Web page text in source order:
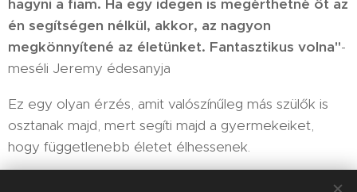
hagyni a fiam. Ha egy idegen is megérthetné őt az
én segítségen nélkül, akkor, az nagyon
megkönnyítené az életünket. Fantasztikus volna"-
meséli Jeremy édesanyja
Ez egy olyan érzés, amit valószínűleg más szülők is
osztanak majd, mert segíti majd a gyermekeiket,
hogy függetlenebb életet élhessenek.